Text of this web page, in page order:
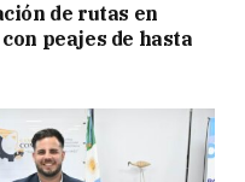
de rutas en
peajes de hasta